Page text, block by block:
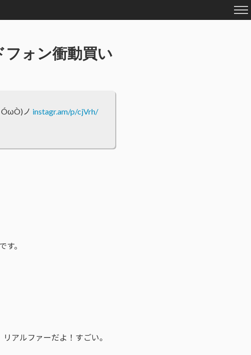
ォン衝動買い
ノ instagr.am/p/cjVrh/
。
アルファーだよ！すごい。